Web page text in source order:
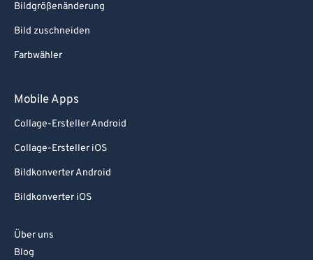
Bildgrößenänderung
Bild zuschneiden
Farbwähler
Mobile Apps
Collage-Ersteller Android
Collage-Ersteller iOS
Bildkonverter Android
Bildkonverter iOS
Über uns
Blog